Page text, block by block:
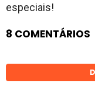
especiais!
8 COMENTÁRIOS